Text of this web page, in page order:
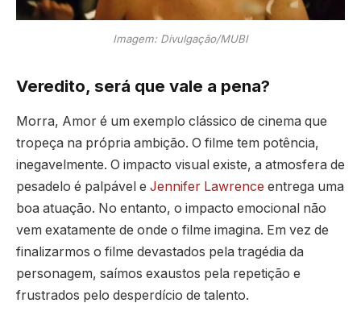
Imagem: Divulgação/MUBI
Veredito, será que vale a pena?
Morra, Amor é um exemplo clássico de cinema que
tropeça na própria ambição. O filme tem potência,
inegavelmente. O impacto visual existe, a atmosfera de
pesadelo é palpável e Jennifer Lawrence entrega uma
boa atuação. No entanto, o impacto emocional não
vem exatamente de onde o filme imagina. Em vez de
finalizarmos o filme devastados pela tragédia da
personagem, saímos exaustos pela repetição e
frustrados pelo desperdício de talento.